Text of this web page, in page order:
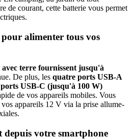
de courant, cette batterie vous permet
pour alimenter tous vos
terre fournissent jusqu'à
De plus, les quatre ports USB-A
USB-C (jusqu'à 100 W)
de vos appareils mobiles. Vous
appareils 12 V via la prise allume-
votre smartphone